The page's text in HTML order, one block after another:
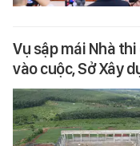
Vụ sập mái Nhà
vào cuộc, Sở Xây